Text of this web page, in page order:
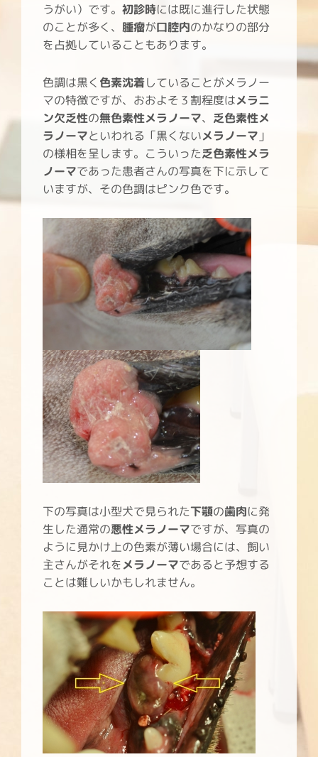
うがい）です。 初診時には既に進行した状態
のことが多く、 腫瘤が口腔内のかなりの部分
を占拠していることもあります。
色調は黒く 色素沈着していることがメラノー
マの特徴ですが、おおよそ３割程度はメラニ
ン欠乏性の無色素性メラノーマ、 乏色素性メ
ラノーマといわれる「黒くないメラノーマ 」
の様相を呈します。こういった乏色素性メラ
ノーマであった患者さんの写真を下に示して
いますが、その色調はピンク色です。
下の写真は小型犬で見られた下顎の歯肉に発
生した通常の悪性メラノーマですが、写真の
ように見かけ上の色素が薄い場合には、飼い
主さんがそれをメラノーマであると予想する
ことは難しいかもしれません。